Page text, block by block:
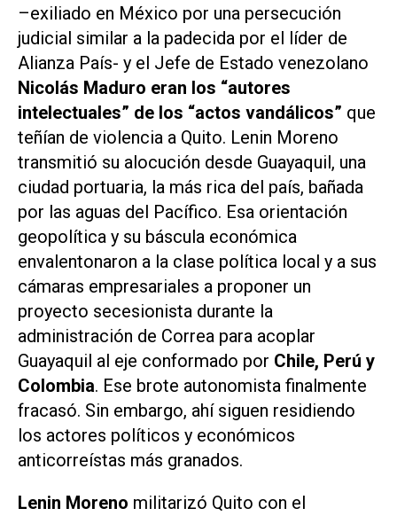
–exiliado en México por una persecución
judicial similar a la padecida por el líder de
Alianza País- y el Jefe de Estado venezolano
Nicolás Maduro eran los “autores
intelectuales” de los “actos vandálicos” que
teñían de violencia a Quito. Lenin Moreno
transmitió su alocución desde Guayaquil, una
ciudad portuaria, la más rica del país, bañada
por las aguas del Pacífico. Esa orientación
geopolítica y su báscula económica
envalentonaron a la clase política local y a sus
cámaras empresariales a proponer un
proyecto secesionista durante la
administración de Correa para acoplar
Guayaquil al eje conformado por Chile, Perú y
Colombia. Ese brote autonomista finalmente
fracasó. Sin embargo, ahí siguen residiendo
los actores políticos y económicos
anticorreístas más granados.
Lenin Moreno militarizó Quito con el